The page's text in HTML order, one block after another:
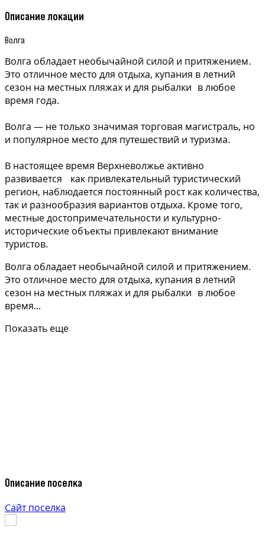
Описание локации
Волга
Волга обладает необычайной силой и притяжением.
Это отличное место для отдыха, купания в летний
сезон на местных пляжах и для рыбалки в любое
время года.
Волга — не только значимая торговая магистраль, но
и популярное место для путешествий и туризма.
В настоящее время Верхневолжье активно
развивается как привлекательный туристический
регион, наблюдается постоянный рост как количества,
так и разнообразия вариантов отдыха. Кроме того,
местные достопримечательности и культурно-
исторические объекты привлекают внимание
туристов.
Волга обладает необычайной силой и притяжением.
Это отличное место для отдыха, купания в летний
сезон на местных пляжах и для рыбалки в любое
время...
Показать еще
Описание поселка
Сайт поселка